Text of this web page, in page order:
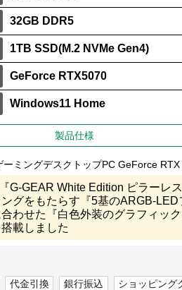
32GB DDR5
1TB SSD(M.2 NVMe Gen4)
GeForce RTX5070
Windows11 Home
製品仕様
ミングデスクトップPC GeForce
G-GEAR White Edition ピラーレス
グをもたらす『5基のARGB-LED
わせた『白色外装のグラフィッ
載しました
代金引換 銀行振込
ショッピング